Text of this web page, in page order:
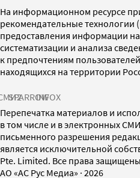
На информационном ресурсе
рекомендательные
предоставления информации
систематизации и анализа
к предпочтениям
находящихся на территории
SPARROWINFOX
Перепечатка материалов и
в том числе и в электронных
письменного разрешения
является исключительной
Pte. Limited. Все права
AO «АС Рус Медиа» · 2026